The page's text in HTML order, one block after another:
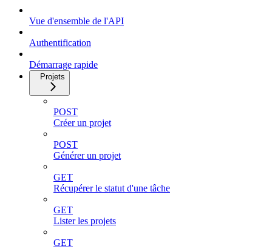
Vue d'ensemble de l'API
Authentification
Démarrage rapide
Projets
POST
Créer un projet
POST
Générer un projet
GET
Récupérer le statut d'une tâche
GET
Lister les projets
GET